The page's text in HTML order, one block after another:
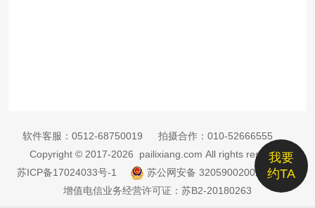
我要
约TA
软件客服： 0512-68750019 拍摄合作： 010-52666555
Copyright © 2017-2026 pailixiang.com All rights reserved
苏ICP备17024033号-1
苏公网安备 32059002002885号
增值电信业务经营许可证：苏B2-20180263